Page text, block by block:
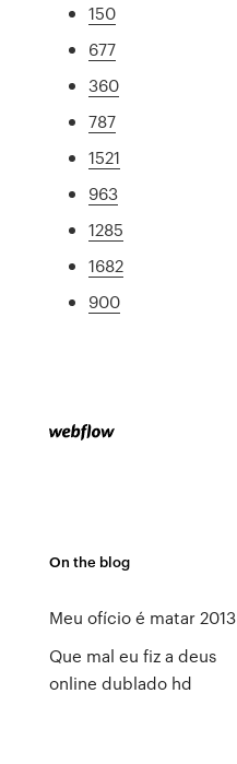
150
677
360
787
1521
963
1285
1682
900
On the blog
Meu ofício é matar 2013
Que mal eu fiz a deus
online dublado hd